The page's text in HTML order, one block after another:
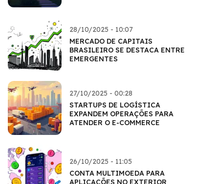
28/10/2025 - 10:07
MERCADO DE CAPITAIS
BRASILEIRO SE DESTACA ENTRE
EMERGENTES
27/10/2025 - 00:28
STARTUPS DE LOGÍSTICA
EXPANDEM OPERAÇÕES PARA
ATENDER O E-COMMERCE
26/10/2025 - 11:05
CONTA MULTIMOEDA PARA
APLICAÇÕES NO EXTERIOR